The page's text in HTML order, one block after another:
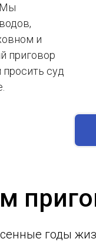
Мы
и
приговор
суд
годы